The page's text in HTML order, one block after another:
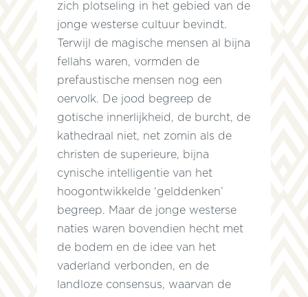
zich plotseling in het gebied van de
jonge westerse cultuur bevindt.
Terwijl de magische mensen al bijna
fellahs waren, vormden de
prefaustische mensen nog een
oervolk. De jood begreep de
gotische innerlijkheid, de burcht, de
kathedraal niet, net zomin als de
christen de superieure, bijna
cynische intelligentie van het
hoogontwikkelde ‘gelddenken’
begreep. Maar de jonge westerse
naties waren bovendien hecht met
de bodem en de idee van het
vaderland verbonden, en de
landloze consensus, waarvan de